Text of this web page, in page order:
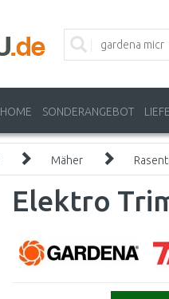
HOME SONDERANGEBOT
Mäher
Elektro